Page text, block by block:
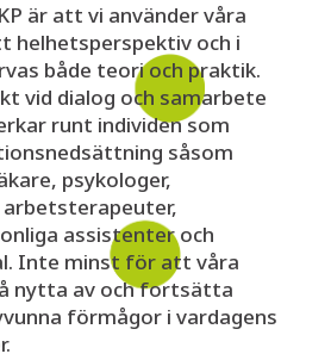
är att vi använder våra
helhetsperspektiv och i
både teori och praktik.
vid dialog och samarbete
runt individen som
såsom
psykologer,
assistenter och
Inte minst för att våra
nytta av och fortsätta
förmågor i vardagens